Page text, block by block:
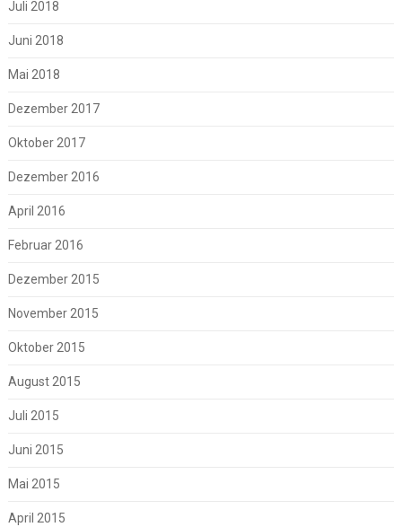
Juli 2018
Juni 2018
Mai 2018
Dezember 2017
Oktober 2017
Dezember 2016
April 2016
Februar 2016
Dezember 2015
November 2015
Oktober 2015
August 2015
Juli 2015
Juni 2015
Mai 2015
April 2015